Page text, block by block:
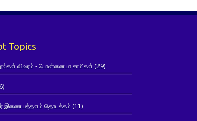
Topics
விவரம் - பொன்னையா சாமிகள் (29)
இணையத்தளம் தொடக்கம் (11)